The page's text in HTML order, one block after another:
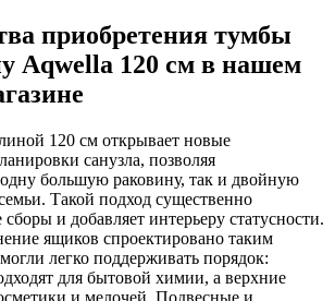
приобретения тумбы
Aqwella 120 см в нашем
120 см открывает новые
санузла, позволяя
одну большую раковину, так и двойную
Такой подход существенно
и добавляет интерьеру статусности.
ящиков спроектировано таким
легко поддерживать порядок:
для бытовой химии, а верхние
и мелочей. Подвесные и